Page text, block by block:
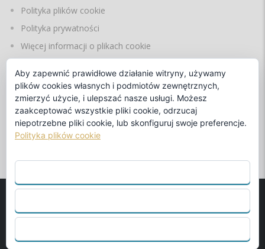
Polityka plików cookie
Polityka prywatności
Więcej informacji o plikach cookie
JĘZYKI
© 1990Benalmadena Beach S.L.
Oficjalny koncesjonariusz
internetowych przezAbcreation.es
Aby zapewnić prawidłowe działanie witryny, używamy
plików cookies własnych i podmiotów zewnętrznych,
zmierzyć użycie, i ulepszać nasze usługi. Możesz
zaakceptować wszystkie pliki cookie, odrzucaj
niepotrzebne pliki cookie, lub skonfiguruj swoje preferencje.
Polityka plików cookie